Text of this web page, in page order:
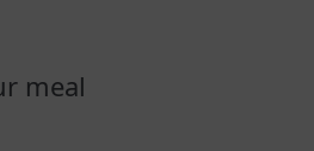
meal